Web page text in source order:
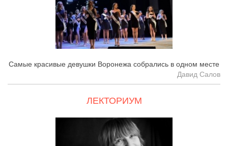
Самые красивые девушки Воронежа собрались в одном месте
Давид Салов
ЛЕКТОРИУМ